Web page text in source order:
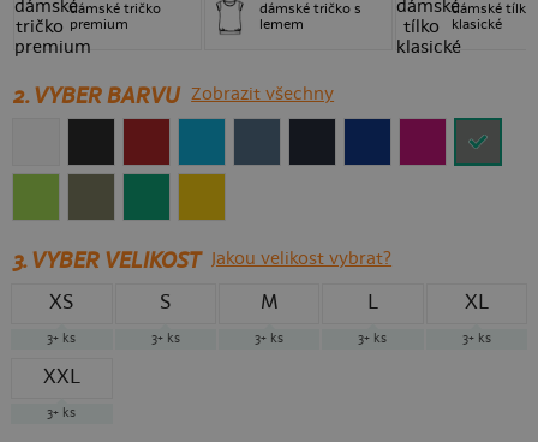
dámské tričko
premium
dámské tričko s
lemem
dámské tílko
klasické
2. VYBER BARVU Zobrazit všechny
3.VYBER VELIKOST Jakou velikost vybrat?
XS
3+ ks
S
3+ ks
M
3+ ks
L
3+ ks
XL
3+ ks
XXL
3+ ks